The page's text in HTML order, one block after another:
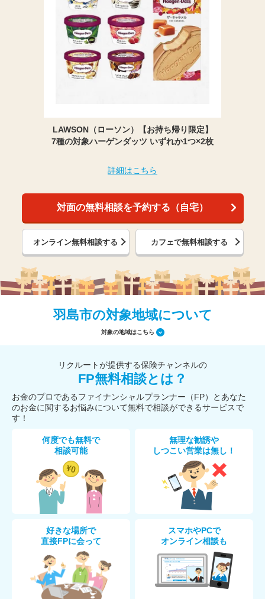
LAWSON（ローソン）【お持ち帰り限定】
7種の対象ハーゲンダッツ いずれか1つ×2枚
詳細はこちら
対面の無料相談を予約する（自宅）
オンライン無料相談する カフェで無料相談する
羽島市の対象地域について
対象の地域はこちら
リクルートが提供する保険チャンネルの
FP無料相談とは？
お金のプロであるファイナンシャルプランナー（FP）とあなた
のお金に関するお悩みについて無料で相談ができるサービスで
す！
何度でも無料で
相談可能
無理な勧誘や
しつこい営業は無し！
好きな場所で
直接FPに会って
スマホやPCで
オンライン相談も